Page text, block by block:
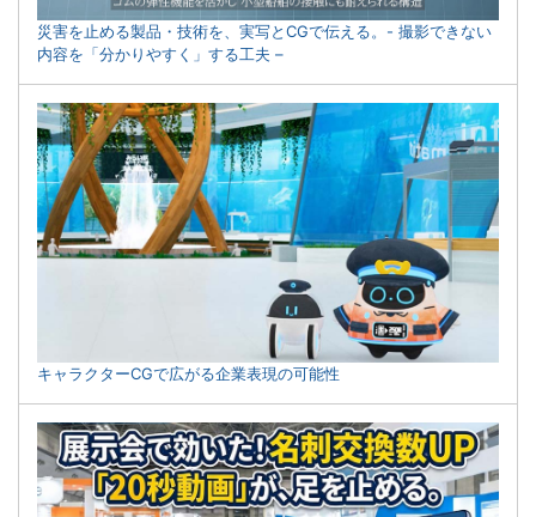
災害を止める製品・技術を、実写とCGで伝える。- 撮影できない
内容を「分かりやすく」する工夫 –
キャラクターCGで広がる企業表現の可能性